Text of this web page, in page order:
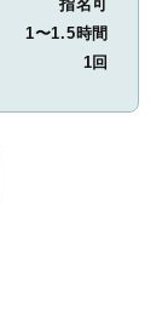
指名可
1〜1.5時間
1回